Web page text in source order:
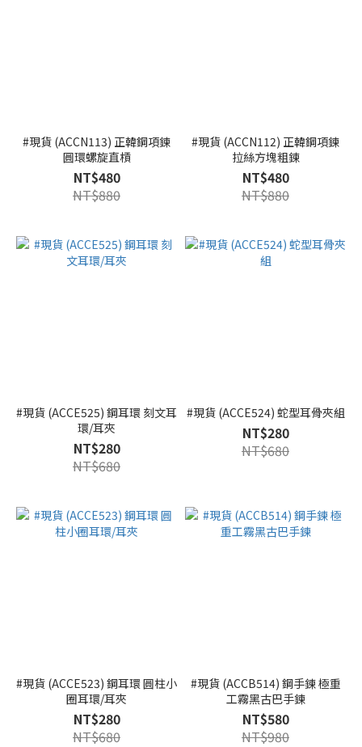
#現貨 (ACCN113) 正韓鋼項鍊
圓環螺旋直槓
NT$480
NT$880
#現貨 (ACCN112) 正韓鋼項鍊
拉絲方塊粗鍊
NT$480
NT$880
#現貨 (ACCE525) 鋼耳環 刻文耳
環/耳夾
NT$280
NT$680
#現貨 (ACCE524) 蛇型耳骨夾組
NT$280
NT$680
#現貨 (ACCE523) 鋼耳環 圓柱小
圈耳環/耳夾
NT$280
NT$680
#現貨 (ACCB514) 鋼手鍊 極重
工霧黑古巴手鍊
NT$580
NT$980